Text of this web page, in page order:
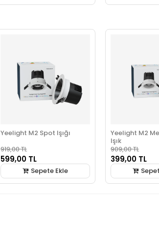
Yeelight M2 Spot Işığı
919,00 TL
599,00 TL
Sepete Ekle
Yeelight M2
Işık
909,00 TL
399,00 TL